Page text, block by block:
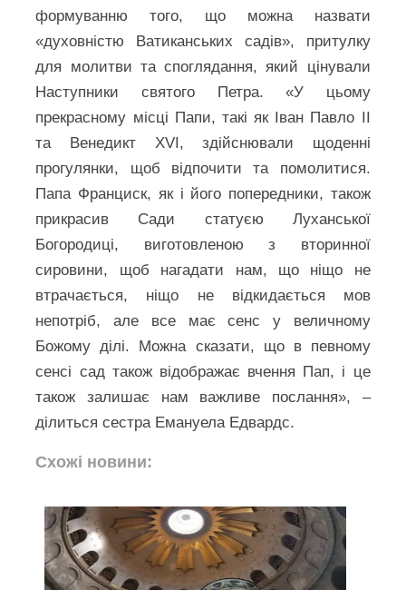
формуванню того, що можна назвати
«духовністю Ватиканських садів», притулку
для молитви та споглядання, який цінували
Наступники святого Петра. «У цьому
прекрасному місці Папи, такі як Іван Павло ІІ
та Венедикт XVI, здійснювали щоденні
прогулянки, щоб відпочити та помолитися.
Папа Франциск, як і його попередники, також
прикрасив Сади статуєю Луханської
Богородиці, виготовленою з вторинної
сировини, щоб нагадати нам, що ніщо не
втрачається, ніщо не відкидається мов
непотріб, але все має сенс у величному
Божому ділі. Можна сказати, що в певному
сенсі сад також відображає вчення Пап, і це
також залишає нам важливе послання», –
ділиться сестра Емануела Едвардс.
Схожі новини: